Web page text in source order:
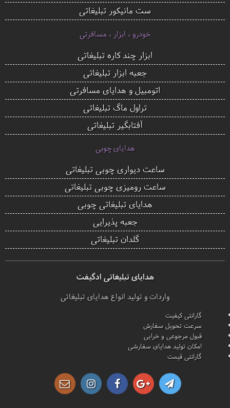
ست مانیکور تبلیغاتی
خودرو ، ابزار ، مسافرتی
ابزار چند کاره تبلیغاتی
جعبه ابزار تبلیغاتی
اتومبیل و هدایای مسافرتی
تراول ماگ تبلیغاتی
آفتابگیر تبلیغاتی
هدایای چوبی
ساعت دیواری چوبی تبلیغاتی
ساعت رومیزی چوبی تبلیغاتی
هدایای تبلیغاتی چوبی
جعبه پذیرایی
گلدان تبلیغاتی
هدایای تبلیغاتی ادگیفت
واردات و تولید انواع هدایای تبلیغاتی
گارانتی کیفیت
سرعت تحویل سفارش
قبول مرجوعی و خرابی
امکان تولید هدایای سفارشی
گارانتی قیمت